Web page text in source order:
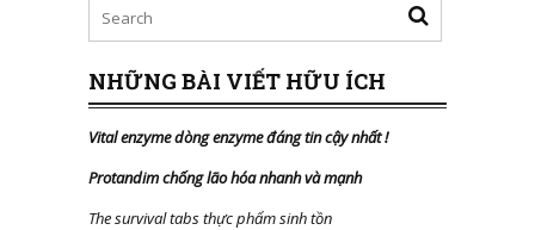
NHỮNG BÀI VIẾT HỮU ÍCH
Vital enzyme dòng enzyme đáng tin cậy nhất!
Protandim chống lão hóa nhanh và mạnh
The survival tabs thực phẩm sinh tồn